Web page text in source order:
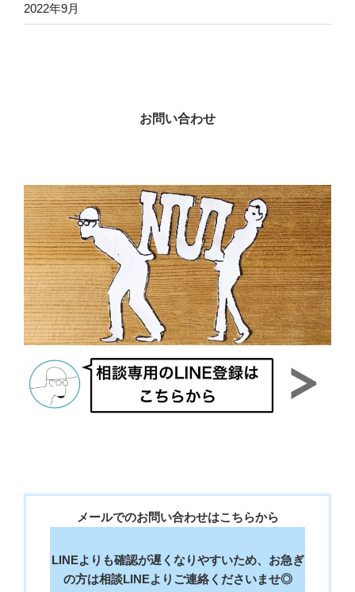
2022年9月
お問い合わせ
メールでのお問い合わせはこちらから
LINEよりも確認が遅くなりやすいため、お急ぎ
の方は相談LINEよりご連絡くださいませ◎